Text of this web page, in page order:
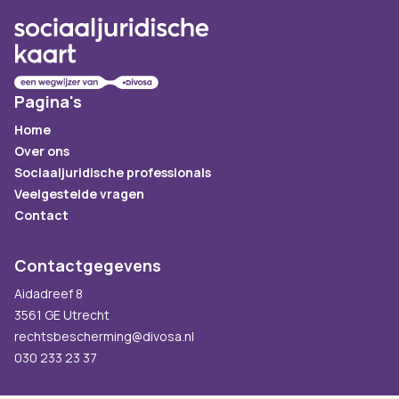
Pagina's
Home
Over ons
Sociaaljuridische professionals
Veelgestelde vragen
Contact
Contactgegevens
Aidadreef 8
3561 GE Utrecht
rechtsbescherming@divosa.nl
030 233 23 37